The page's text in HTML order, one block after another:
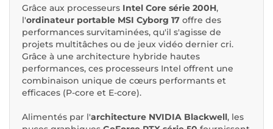
Grâce aux processeurs Intel Core série 200H,
l'ordinateur portable MSI Cyborg 17 offre des
performances survitaminées, qu'il s'agisse de
projets multitâches ou de jeux vidéo dernier cri.
Grâce à une architecture hybride hautes
performances, ces processeurs Intel offrent une
combinaison unique de cœurs performants et
efficaces (P-core et E-core).
Alimentés par l'architecture NVIDIA Blackwell, les